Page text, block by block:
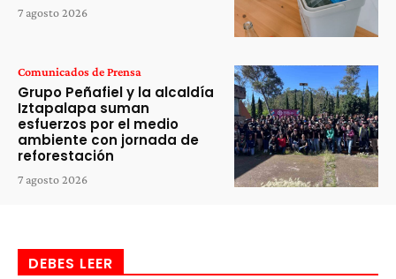
7 agosto 2026
Comunicados de Prensa
Grupo Peñafiel y la alcaldía
Iztapalapa suman
esfuerzos por el medio
ambiente con jornada de
reforestación
7 agosto 2026
DEBES LEER